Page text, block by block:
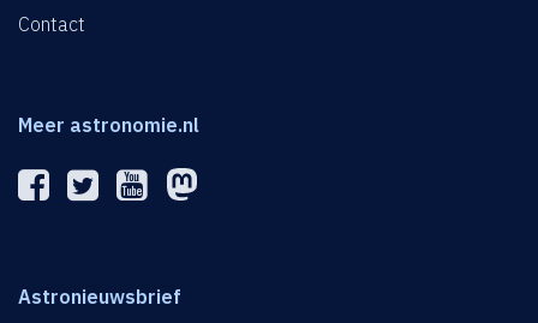
Contact
Meer astronomie.nl
Astronieuwsbrief